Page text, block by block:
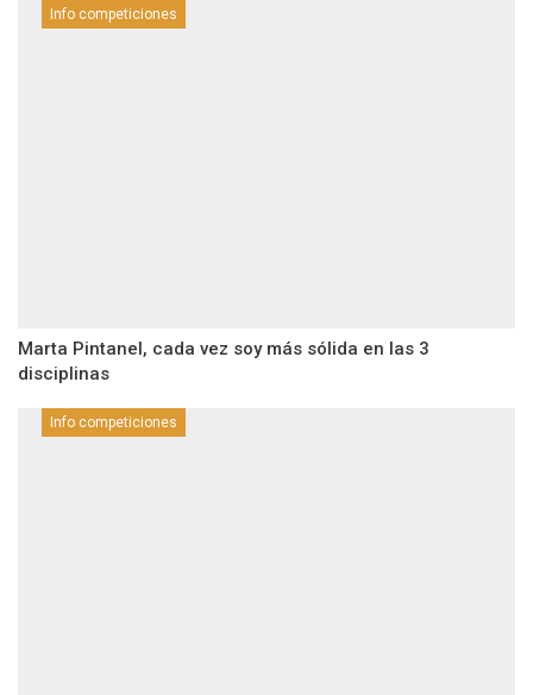
Info competiciones
Marta Pintanel, cada vez soy más sólida en las 3
disciplinas
Info competiciones